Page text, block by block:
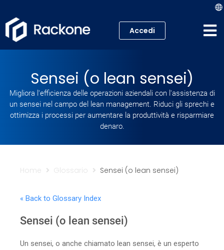
VPS
Cloud
Accedi
Sensei (o lean sensei)
Migliora l'efficienza delle operazioni aziendali con l'assistenza di
un sensei nel campo del lean management. Riduci gli sprechi e
ottimizza i processi per aumentare la produttività e risparmiare
denaro.
Home Glossario Sensei (o lean sensei)
« Back to Glossary Index
Sensei (o lean sensei)
Un sensei, o anche chiamato lean sensei, è un esperto